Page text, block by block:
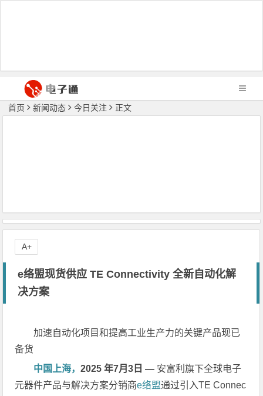
首页 新闻动态 今日关注 正文
e络盟现货供应 TE Connectivity 全新自动化解
决方案
加速自动化项目和提高工业生产力的关键产品现已
备货
中国上海，2025年7月3 日 — 安富利旗下全球电子
元器件产品与解决方案分销商e络盟通过引入TE Connec
A+